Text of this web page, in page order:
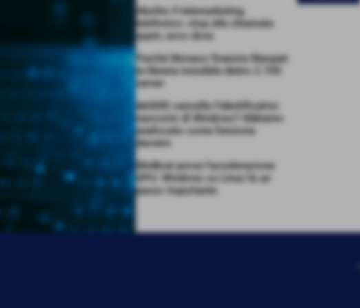
Abolito il telemarketing
telefonico: stop alle chiamate
spam, ecco dove
Perché Monaco finanzia libexpat:
la libreria invisibile dietro 2.700
server
deGDID cancella l’identificativo
nascosto di Windows? Abbiamo
analizzato come funziona
davvero
WinBoat prova l’accelerazione
GPU: Windows su Linux fa un
passo importante